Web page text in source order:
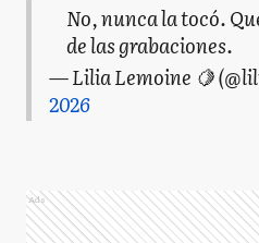
No, nunca la tocó.
de las grabaciones.
— Lilia Lemoine 🍋
2026
Ads